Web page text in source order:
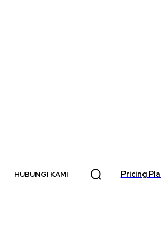
HUBUNGI KAMI Pricing